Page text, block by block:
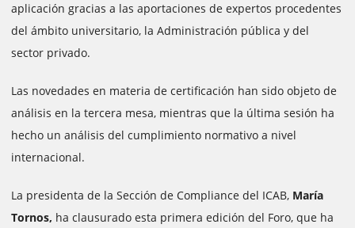
aplicación gracias a las aportaciones de expertos procedentes
del ámbito universitario, la Administración pública y del
sector privado.
Las novedades en materia de certificación han sido objeto de
análisis en la tercera mesa, mientras que la última sesión ha
hecho un análisis del cumplimiento normativo a nivel
internacional.
La presidenta de la Sección de Compliance del ICAB, María
Tornos, ha clausurado esta primera edición del Foro, que ha